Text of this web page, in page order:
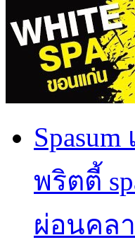
พริตตี้
ผ่อนคล